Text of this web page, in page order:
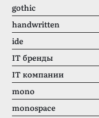
gothic
handwritten
ide
IT бренды
IT компании
mono
monospace